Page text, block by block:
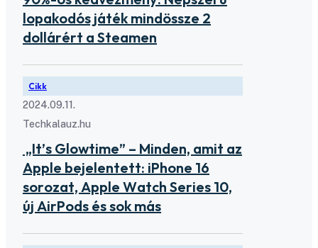
lopakodós játék mindössze 2
dollárért a Steamen
Cikk
2024.09.11.
Techkalauz.hu
„It’s Glowtime” – Minden, amit az
Apple bejelentett: iPhone 16
sorozat, Apple Watch Series 10,
új AirPods és sok más